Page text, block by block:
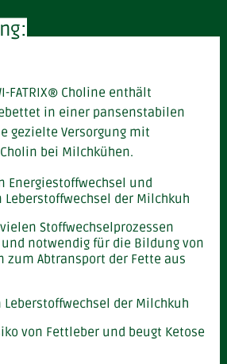
FATRIX® Choline enthält
in einer pansenstabilen
gezielte Versorgung mit
bei Milchkühen.
Energiestoffwechsel und
der Milchkuh
Stoffwechselprozessen
notwendig für die Bildung von
zum Abtransport der Fette aus
der Milchkuh
von Fettleber und beugt Ketose